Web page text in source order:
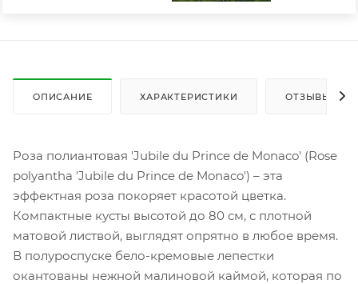
ОПИСАНИЕ ХАРАКТЕРИСТИКИ ОТЗЫВЫ
Роза полиантовая 'Jubile du Prince de Monaco' (Rose
polyantha 'Jubile du Prince de Monaco') – эта
эффектная роза покоряет красотой цветка.
Компактные кусты высотой до 80 см, с плотной
матовой листвой, выглядят опрятно в любое время.
В полуроспуске бело-кремовые лепестки
окантованы нежной малиновой каймой, которая по